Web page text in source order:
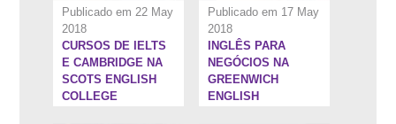
Publicado em 22 May
2018
CURSOS DE IELTS
E CAMBRIDGE NA
SCOTS ENGLISH
COLLEGE
Publicado em 17 May
2018
INGLÊS PARA
NEGÓCIOS NA
GREENWICH
ENGLISH
7:34''